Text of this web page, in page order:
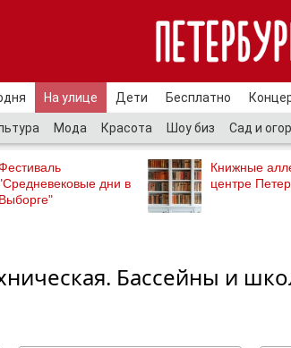
На улице Дети Бесплатно
Мода Красота Шоу биз Сад и
дни в
Выборге"
Книжные
центре
Бассейны и